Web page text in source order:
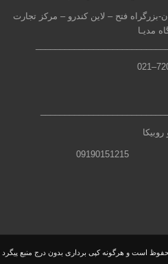
بزرگراه فتح – لاین کندرو – مرکز تجارت
مدیـا
–
021
است و هرگونه کپی برداری بدون درج منبع پیگرد